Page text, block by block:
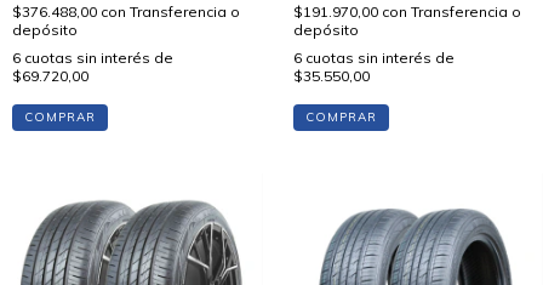
$376.488,00 con Transferencia o
depósito
6 cuotas sin interés de
$69.720,00
COMPRAR
$191.970,00 con Transferencia o
depósito
6 cuotas sin interés de
$35.550,00
COMPRAR